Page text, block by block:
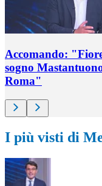
Accomando:
sogno
Roma"
I più visti di